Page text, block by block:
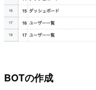
BOTの作成